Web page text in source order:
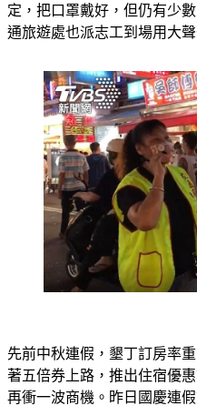
定，把口罩戴好，但仍有少
通旅遊處也派志工到場用大
先前中秋連假，墾丁訂房率
著五倍券上路，推出住宿優
再衝一波商機。昨日國慶連